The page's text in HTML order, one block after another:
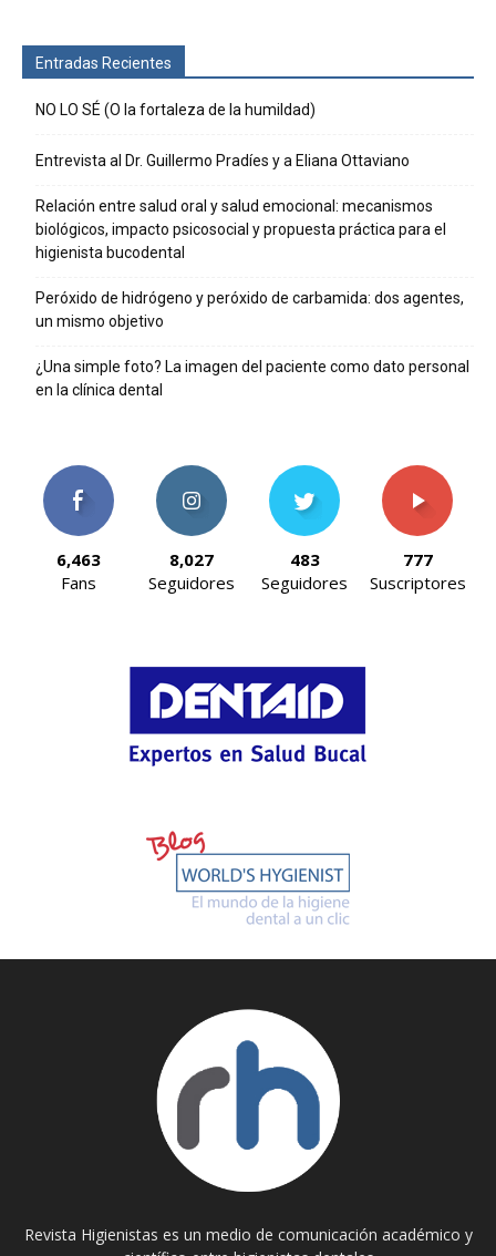
Entradas Recientes
NO LO SÉ (O la fortaleza de la humildad)
Entrevista al Dr. Guillermo Pradíes y a Eliana Ottaviano
Relación entre salud oral y salud emocional: mecanismos
biológicos, impacto psicosocial y propuesta práctica para el
higienista bucodental
Peróxido de hidrógeno y peróxido de carbamida: dos agentes,
un mismo objetivo
¿Una simple foto? La imagen del paciente como dato personal
en la clínica dental
6,463
Fans
8,027
Seguidores
483
Seguidores
777
Suscriptores
Revista Higienistas es un medio de comunicación académico y